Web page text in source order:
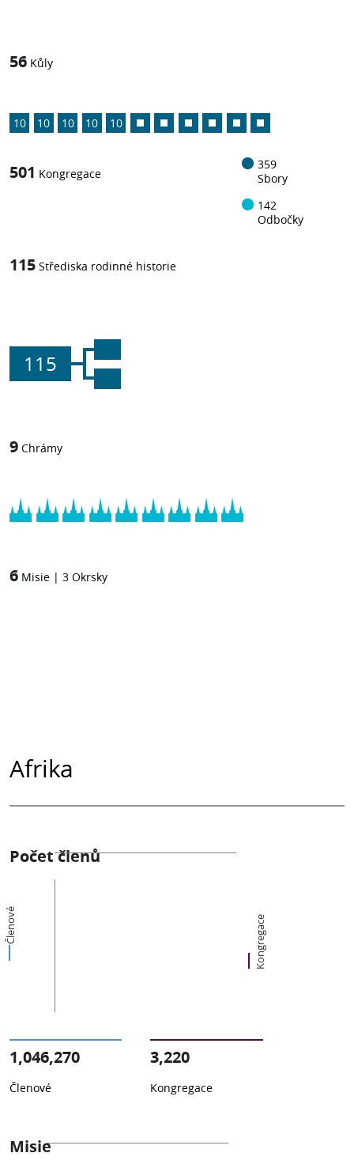
56 Kůly
10 10 10 10 10
501 Kongregace
359
Sbory
142
Odbočky
115 Střediska rodinné historie
115
9 Chrámy
6 Misie | 3 Okrsky
Afrika
Počet členů
Členové Kongregace
1,046,270
Členové
3,220
Kongregace
Misie